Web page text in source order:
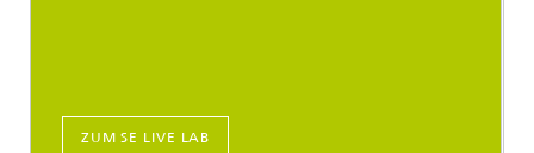
ZUM SE LIVE LAB